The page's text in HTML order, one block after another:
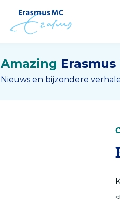
Amazing Erasmus
Nieuws en bijzondere